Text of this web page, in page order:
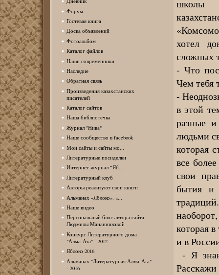
Форум
Гостевая книга
Доска объявлений
Фотоальбом
Каталог файлов
Наши современники
Наследие
Обратная связь
Произведения казахстанских
писателей
Каталог сайтов
Наша библиотечка
Журнал "Нива"
Наше сообщество в facebook
Мои сайты и сайты мо...
Литературные посиделки
Интернет-журнал “Яб...
Литературный клуб
Авторы реализуют свои книги
Альманах «Яблоко». «...
Наше видео
Персональный блог автора сайта
Людмилы Мананниковой
Конкурс Литературного дома
"Алма-Ата" - 2012
Яблоко 2016
Альманах "Литературная Алма-Ата"
- 2016
школы
хотел
сложных
- Что
Чем тебя
-
в этой
разные
людьми
которая
все
свои
бытия и
которая
и в
- Я